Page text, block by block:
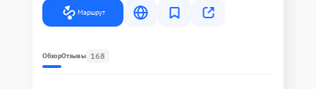
Маршрут
ОбзорОтзывы 168